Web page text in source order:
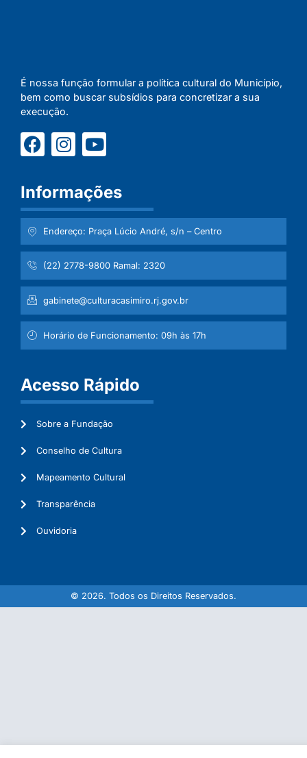
É nossa função formular a política cultural do Município,
bem como buscar subsídios para concretizar a sua
execução.
Informações
Endereço: Praça Lúcio André, s/n – Centro
(22) 2778-9800 Ramal: 2320
gabinete@culturacasimiro.rj.gov.br
Horário de Funcionamento: 09h às 17h
Acesso Rápido
Sobre a Fundação
Conselho de Cultura
Mapeamento Cultural
Transparência
Ouvidoria
© 2026. Todos os Direitos Reservados.